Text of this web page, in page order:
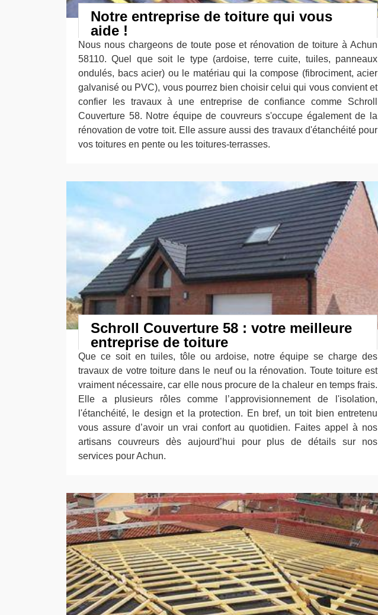
Notre entreprise de toiture qui vous
aide !
Nous nous chargeons de toute pose et rénovation de toiture à Achun
58110. Quel que soit le type (ardoise, terre cuite, tuiles, panneaux
ondulés, bacs acier) ou le matériau qui la compose (fibrociment, acier
galvanisé ou PVC), vous pourrez bien choisir celui qui vous convient et
confier les travaux à une entreprise de confiance comme Schroll
Couverture 58. Notre équipe de couvreurs s'occupe également de la
rénovation de votre toit. Elle assure aussi des travaux d'étanchéité pour
vos toitures en pente ou les toitures-terrasses.
Schroll Couverture 58 : votre meilleure
entreprise de toiture
Que ce soit en tuiles, tôle ou ardoise, notre équipe se charge des
travaux de votre toiture dans le neuf ou la rénovation. Toute toiture est
vraiment nécessaire, car elle nous procure de la chaleur en temps frais.
Elle a plusieurs rôles comme l’approvisionnement de l'isolation,
l'étanchéité, le design et la protection. En bref, un toit bien entretenu
vous assure d’avoir un vrai confort au quotidien. Faites appel à nos
artisans couvreurs dès aujourd’hui pour plus de détails sur nos
services pour Achun.